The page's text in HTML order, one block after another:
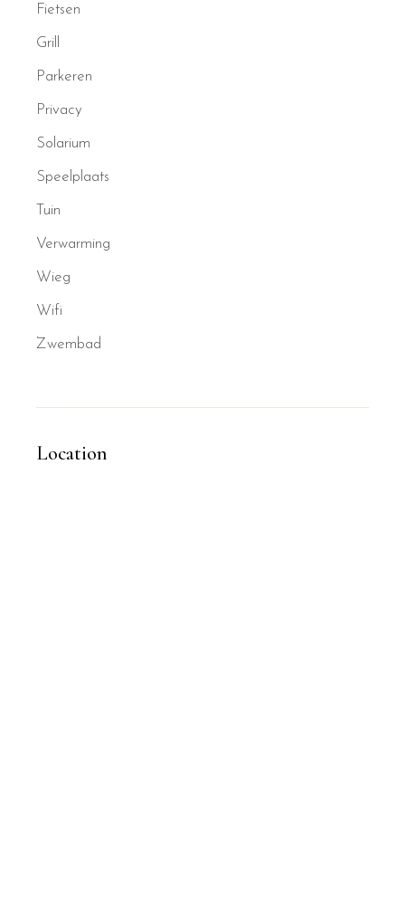
Fietsen
Grill
Parkeren
Privacy
Solarium
Speelplaats
Tuin
Verwarming
Wieg
Wifi
Zwembad
Location